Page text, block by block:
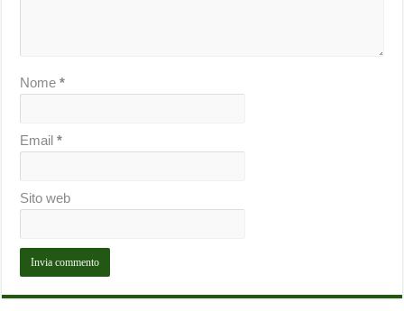
Nome*
Email*
Sito web